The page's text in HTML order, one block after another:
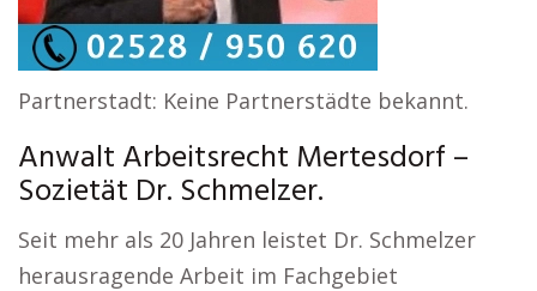
Partnerstadt: Keine Partnerstädte bekannt.
Anwalt Arbeitsrecht Mertesdorf –
Sozietät Dr. Schmelzer.
Seit mehr als 20 Jahren leistet Dr. Schmelzer
herausragende Arbeit im Fachgebiet